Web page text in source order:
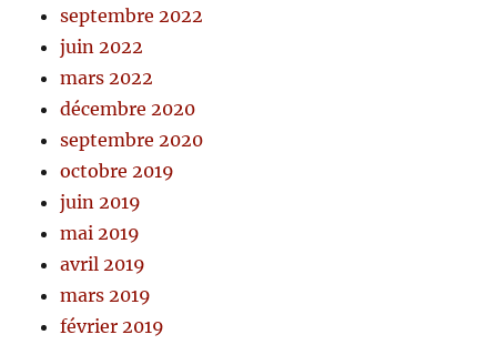
septembre 2022
juin 2022
mars 2022
décembre 2020
septembre 2020
octobre 2019
juin 2019
mai 2019
avril 2019
mars 2019
février 2019